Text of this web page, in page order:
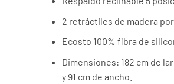
2 retráctiles de madera
Ecosto 100% fibra de
Dimensiones: 182 cm de
y 91 cm de ancho.